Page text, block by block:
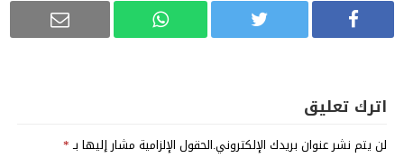
اترك تعليق
لن يتم نشر عنوان بريدك الإلكتروني.الحقول الإلزامية مشار إليها بـ*